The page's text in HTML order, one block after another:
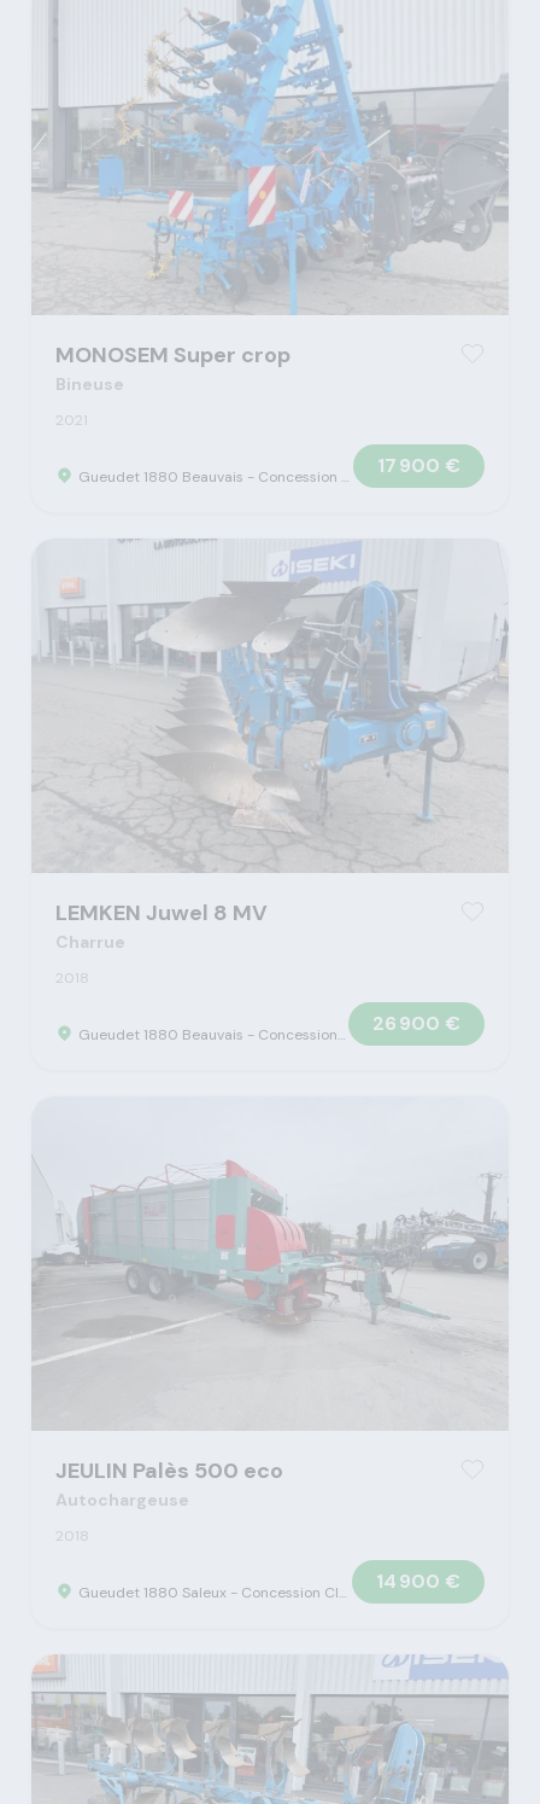
MONOSEM Super crop
Bineuse
2021
Gueudet 1880 Beauvais - Concession Claas 17 900 €
LEMKEN Juwel 8 MV
Charrue
2018
Gueudet 1880 Beauvais - Concession Claas 26 900 €
JEULIN Palès 500 eco
Autochargeuse
2018
Gueudet 1880 Saleux - Concession Claas 14 900 €